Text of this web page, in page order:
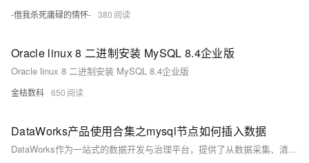
-借我杀死庸碌的情怀- 380
Oracle linux 8 二进制安装 MySQL 8.4企业版
Oracle linux 8 二进制安装 MySQL 8.4企业版
金桔数科 650
DataWorks产品使用合集之mysql节点如何插入数据
DataWorks作为一站式的数据开发与治理平台，提供了从数据采集、清洗、开发、调度、服务化、质量监控到安全管理的全套解决方案，帮助企业构建高效、规范、安全的大数据处理体系。以下是对DataWorks产品使用合集的概述，涵盖数据处理的各个环节。